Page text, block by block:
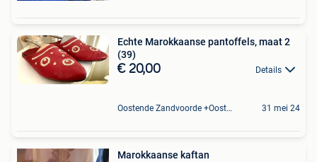
Echte Marokkaanse pantoffels, maat 2
(39)
€ 20,00 Details
Oostende Zandvoorde +Oostende 31 mei 24
Marokkaanse kaftan